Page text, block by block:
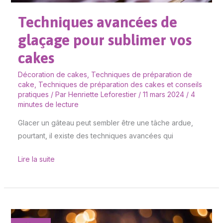
Techniques avancées de
glaçage pour sublimer vos
cakes
Décoration de cakes Techniques de préparation de
cake Techniques de préparation des cakes et conseils
pratiques / Par Henriette Leforestier / 11 mars 2024 / 4
minutes de lecture
Glacer un gâteau peut sembler être une tâche ardue,
pourtant, il existe des techniques avancées qui
Lire la suite